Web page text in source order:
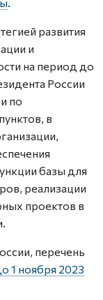
развития
и
на период до
России
по
в
базы для
реализации
проектов в
перечень
1 ноября 2023